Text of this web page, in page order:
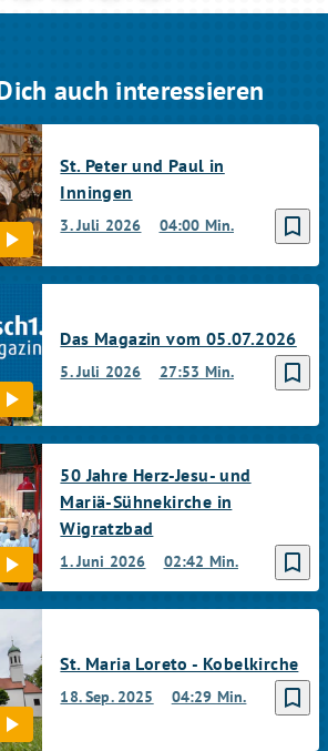
auch interessieren
bookmark_border
3. Juli 2026 04:00 Min.
St. Peter und Paul in
Inningen
bookmark_border
5. Juli 2026 27:53 Min.
Das Magazin vom 05.07.2026
bookmark_border
1. Juni 2026 02:42 Min.
50 Jahre Herz-Jesu- und
Mariä-Sühnekirche in
Wigratzbad
bookmark_border
18. Sep. 2025 04:29 Min.
St. Maria Loreto - Kobelkirche